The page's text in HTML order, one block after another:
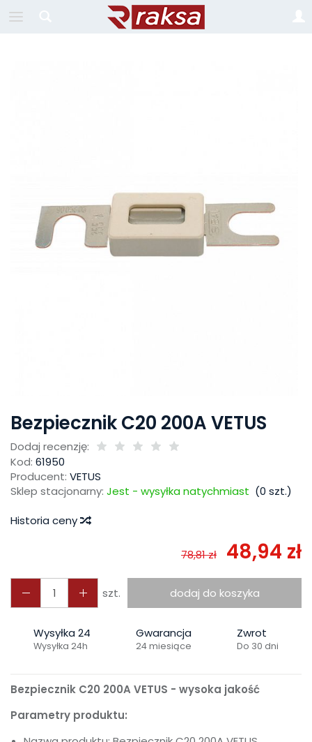
Bezpiecznik C20 200A VETUS
Dodaj recenzję:
Kod: 61950
Producent: VETUS
Sklep stacjonarny: Jest - wysyłka natychmiast (0 szt.)
Historia ceny
78,81 zł 48,94 zł
szt. dodaj do koszyka
Wysyłka 24
Wysyłka 24h
Gwarancja
24 miesiące
Zwrot
Do 30 dni
Bezpiecznik C20 200A VETUS - wysoka jakość
Parametry produktu: